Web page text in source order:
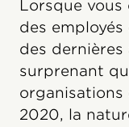
Lorsque vous
des
des dernières
surprenant
organisations
2020, la